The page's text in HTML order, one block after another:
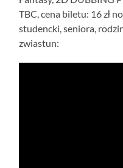
TBC, cena biletu: 16 zł
studencki, seniora,
zwiastun: